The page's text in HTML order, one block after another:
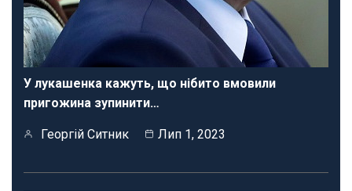
У лукашенка кажуть, що нібито вмовили
пригожина зупинити…
Георгій Ситник Лип 1, 2023